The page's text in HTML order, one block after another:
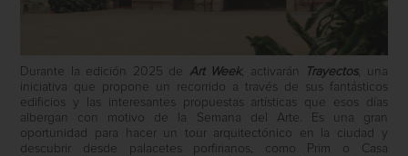
Durante la edición 2025 de Art Week, activarán Trayectos, una
iniciativa que propone un recorrido a través de sus fantásticos
edificios y las interesantes propuestas artísticas que esos días
albergan con motivo de la Semana del Arte. Es una gran
oportunidad para hacer un tour arquitectónico en la ciudad y
descubrir desde palacetes porfirianos, como Prim o Casa